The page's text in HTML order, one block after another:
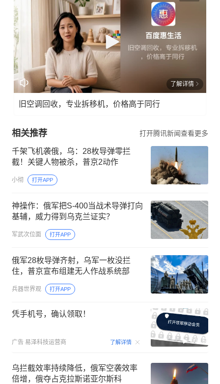
了解详情
旧空调回收，专业拆移机，价格高于同行
相关推荐 打开腾讯新闻查看更多
千架飞机袭俄，乌：28枚导弹零拦
截！关键人物被杀，普京2动作
小彻 打开APP
神操作：俄军把S-400当战术导弹打向
基辅，威力得到乌克兰证实？
军武次位面 打开APP
俄军28枚导弹齐射，乌军一枚没拦
住，普京宣布组建无人作战系统部
兵器世界观 打开APP
凭手机号，确认领取！
广告 易泽科技运营商 了解详情 00:15
乌拦截效率持续降低，俄军空袭效率
倍增，俄夺占克拉斯诺亚尔斯科